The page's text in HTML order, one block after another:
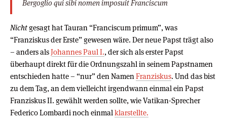
Bergoglio qui sibi nomen imposuit Franciscum
Nichtgesagt hat Tauran “Franciscum primum”, was
“Franziskus der Erste” gewesen wäre. Der neue Papst trägt also
– anders alsJohannes Paul I., der sich als erster Papst
überhaupt direkt für die Ordnungszahl in seinem Papstnamen
entschieden hatte – “nur” den NamenFranziskus. Und das bist
zu dem Tag, an dem vielleicht irgendwann einmal ein Papst
Franziskus II. gewählt werden sollte, wie Vatikan-Sprecher
Federico Lombardi noch einmalklarstellte.